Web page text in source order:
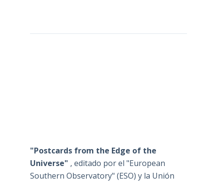
"Postcards from the Edge of the
Universe" , editado por el "European
Southern Observatory" (ESO) y la Unión